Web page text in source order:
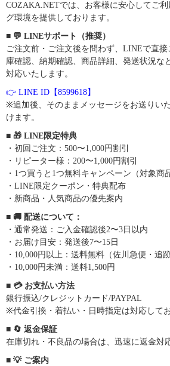
COZAKA.NETでは、お客様に安心してご
グ環境を提供しております。
■ 💬 LINEサポート（推奨）
ご注文前・ご注文後を問わず、LINEで直
庫確認、納期確認、商品詳細、発送状況な
対応いたします。
👉 LINE ID【8599618】
※追加後、そのままメッセージをお送りい
けます。
■ 🎁 LINE限定特典
・初回ご注文：500〜1,000円割引
・リピーター様：200〜1,000円割引
・1つ買うと1つ無料キャンペーン（対象商
・LINE限定クーポン・特典配布
・新商品・人気商品の優先案内
■ 🚚 配送について：
・通常発送：ご入金確認後2〜3日以内
・お届け目安：発送後7〜15日
・10,000円以上：送料無料（佐川急便・追
・10,000円未満：送料1,500円
■ 💳 お支払い方法
銀行振込/クレジットカード/PAYPAL
※代金引換・着払い・日時指定は対応してお
■ 🔄 返金保証
在庫切れ・不良品の場合は、迅速に返金対
■ 💡 ご案内